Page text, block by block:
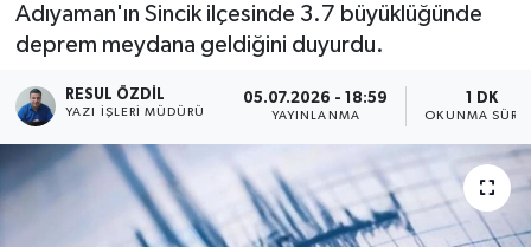
Adıyaman'ın Sincik ilçesinde 3.7 büyüklüğünde
deprem meydana geldiğini duyurdu.
RESUL ÖZDIL
YAZI İŞLERI MÜDÜRÜ
05.07.2026 - 18:59
YAYINLANMA
1 DK
OKUNMA